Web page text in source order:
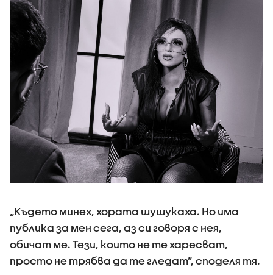
„Където минех, хората шушукаха. Но има
публика за мен сега, аз си говоря с нея,
обичат ме. Тези, които не те харесват,
просто не трябва да те гледат”, споделя тя.